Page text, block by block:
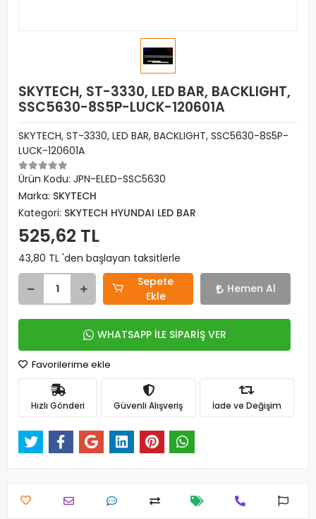
SKYTECH, ST-3330, LED BAR, BACKLIGHT,
SSC5630-8S5P-LUCK-120601A
SKYTECH, ST-3330, LED BAR, BACKLIGHT, SSC5630-8S5P-
LUCK-120601A
Ürün Kodu: JPN-ELED-SSC5630
Marka: SKYTECH
Kategori: SKYTECH HYUNDAI LED BAR
525,62 TL
43,80 TL 'den başlayan taksitlerle
Sepete
Ekle
Hemen Al
WHATSAPP İLE SİPARİŞ VER
Favorilerime ekle
Hızlı Gönderi Güvenli Alışveriş İade ve Değişim